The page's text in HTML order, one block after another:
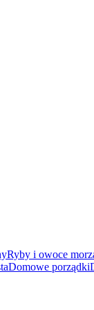
Ryby i owoce
Domowe porządki